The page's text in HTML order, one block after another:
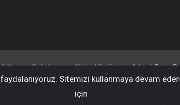
Yaşam Geliştirme ve Kişisel Değişimin AdresiSuna
Sitemizi kullanmaya devam
için